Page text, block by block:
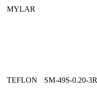
MYLAR
TEFLON SM-49S-0.20-